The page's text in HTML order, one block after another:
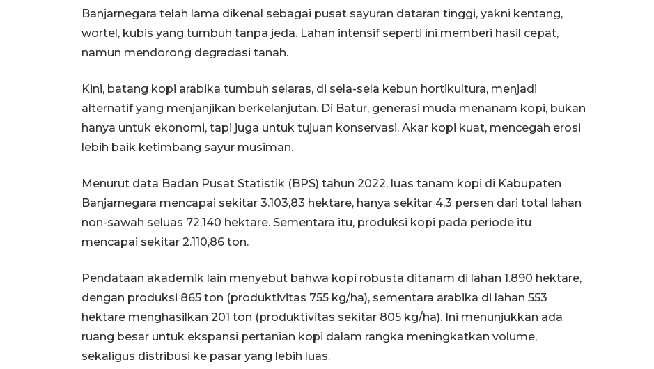
Banjarnegara telah lama dikenal sebagai pusat sayuran dataran tinggi, yakni kentang,
wortel, kubis yang tumbuh tanpa jeda. Lahan intensif seperti ini memberi hasil cepat,
namun mendorong degradasi tanah.
Kini, batang kopi arabika tumbuh selaras, di sela-sela kebun hortikultura, menjadi
alternatif yang menjanjikan berkelanjutan. Di Batur, generasi muda menanam kopi, bukan
hanya untuk ekonomi, tapi juga untuk tujuan konservasi. Akar kopi kuat, mencegah erosi
lebih baik ketimbang sayur musiman.
Menurut data Badan Pusat Statistik (BPS) tahun 2022, luas tanam kopi di Kabupaten
Banjarnegara mencapai sekitar 3.103,83 hektare, hanya sekitar 4,3 persen dari total lahan
non-sawah seluas 72.140 hektare. Sementara itu, produksi kopi pada periode itu
mencapai sekitar 2.110,86 ton.
Pendataan akademik lain menyebut bahwa kopi robusta ditanam di lahan 1.890 hektare,
dengan produksi 865 ton (produktivitas 755 kg/ha), sementara arabika di lahan 553
hektare menghasilkan 201 ton (produktivitas sekitar 805 kg/ha). Ini menunjukkan ada
ruang besar untuk ekspansi pertanian kopi dalam rangka meningkatkan volume,
sekaligus distribusi ke pasar yang lebih luas.